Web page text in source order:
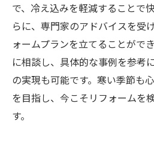
で、冷え込みを軽減することで
らに、専門家のアドバイスを受
ォームプランを立てることがで
に相談し、具体的な事例を参考
の実現も可能です。寒い季節も
を目指し、今こそリフォームを
す。